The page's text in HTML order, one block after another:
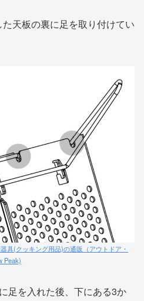
天板の裏に足を取り付けてい
具(クッキング用品)の通販（アウトドア・
Peak)
足を入れた後、下にある3か